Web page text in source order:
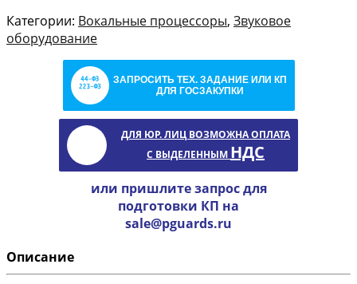
Категории: Вокальные процессоры, Звуковое
оборудование
ЗАПРОСИТЬ ТЕХ. ЗАДАНИЕ ИЛИ КП
ДЛЯ ГОСЗАКУПКИ
ДЛЯ ЮР. ЛИЦ ВОЗМОЖНА ОПЛАТА
С ВЫДЕЛЕННЫМ НДС
или пришлите запрос для
подготовки КП на
sale@pguards.ru
Описание